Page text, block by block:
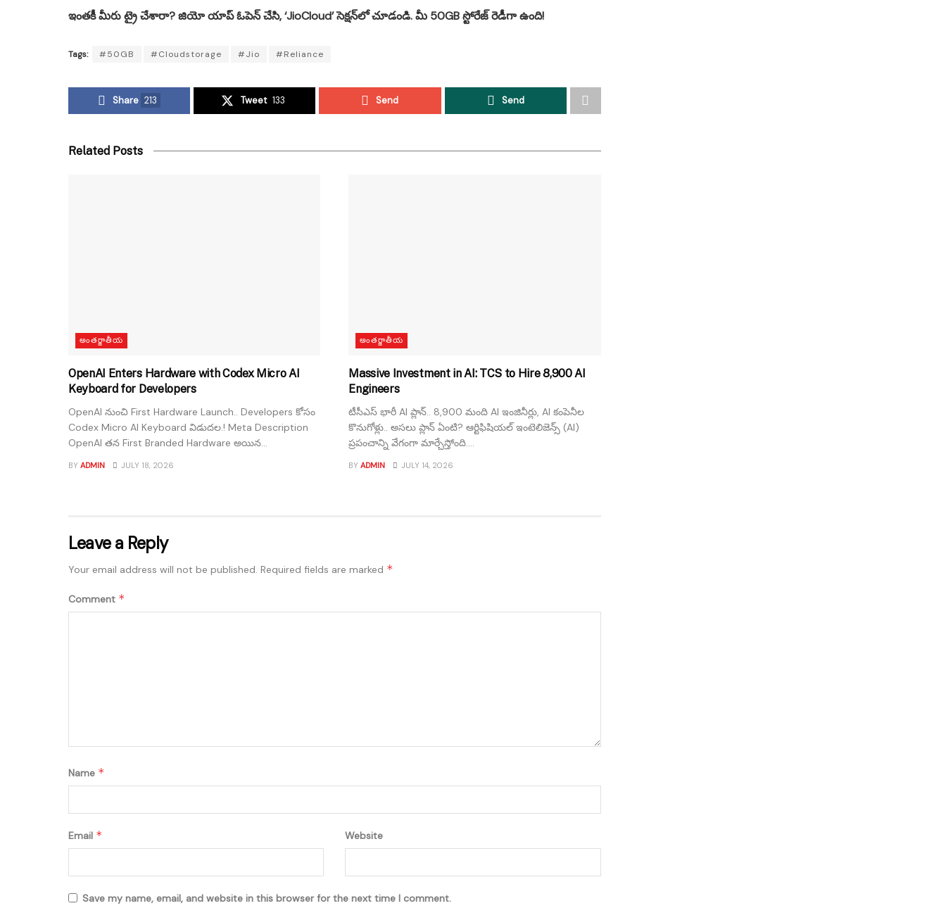
ఇంతకీ మీరు ట్రై చేశారా? జియో యాప్ ఓపెన్ చేసి, ‘JioCloud’ సెక్షన్‌లో చూడండి. మీ 50GB స్టోరేజ్ రెడీగా ఉంది!
Tags: #50GB #Cloudstorage #Jio #Reliance
Share 213 Tweet 133 Send Send
Related Posts
అంతర్జాతీయ
OpenAI Enters Hardware with Codex Micro AI
Keyboard for Developers
OpenAI నుంచి First Hardware Launch.. Developers కోసం
Codex Micro AI Keyboard విడుదల.! Meta Description
OpenAI తన First Branded Hardware అయిన...
BY ADMIN JULY 18, 2026
అంతర్జాతీయ
Massive Investment in AI: TCS to Hire 8,900 AI
Engineers
టీసీఎస్ భారీ AI ప్లాన్.. 8,900 మంది AI ఇంజినీర్లు, AI కంపెనీల
కొనుగోళ్లు.. అసలు ప్లాన్ ఏంటి? ఆర్టిఫిషియల్ ఇంటెలిజెన్స్ (AI)
ప్రపంచాన్ని వేగంగా మార్చేస్తోంది....
BY ADMIN JULY 14, 2026
Leave a Reply
Your email address will not be published. Required fields are marked *
Comment *
Name *
Email * Website
Save my name, email, and website in this browser for the next time I comment.